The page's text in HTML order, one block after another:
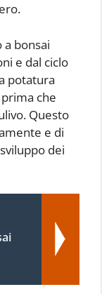
bonsai
e dal ciclo
potatura
che
Questo
e di
dei